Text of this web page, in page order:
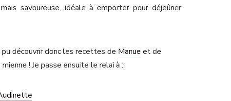
savoureuse, idéale à emporter pour déjeûner
pu découvrir donc les recettes de Manue et de
! Je passe ensuite le relai à :